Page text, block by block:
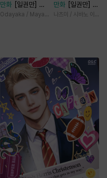
만화
[일권만] 잊
혀진 왕녀지만 정
Odayaka / Maya Koike
만화
[일권만] 모
든 것을 포기한 평
나츠미 / 시바노 이즈미